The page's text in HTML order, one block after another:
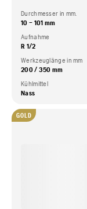
Durchmesser in mm.
10 – 101 mm
Aufnahme
R 1/2
Werkzeuglänge in mm
200 / 350 mm
Kühlmittel
Nass
GOLD